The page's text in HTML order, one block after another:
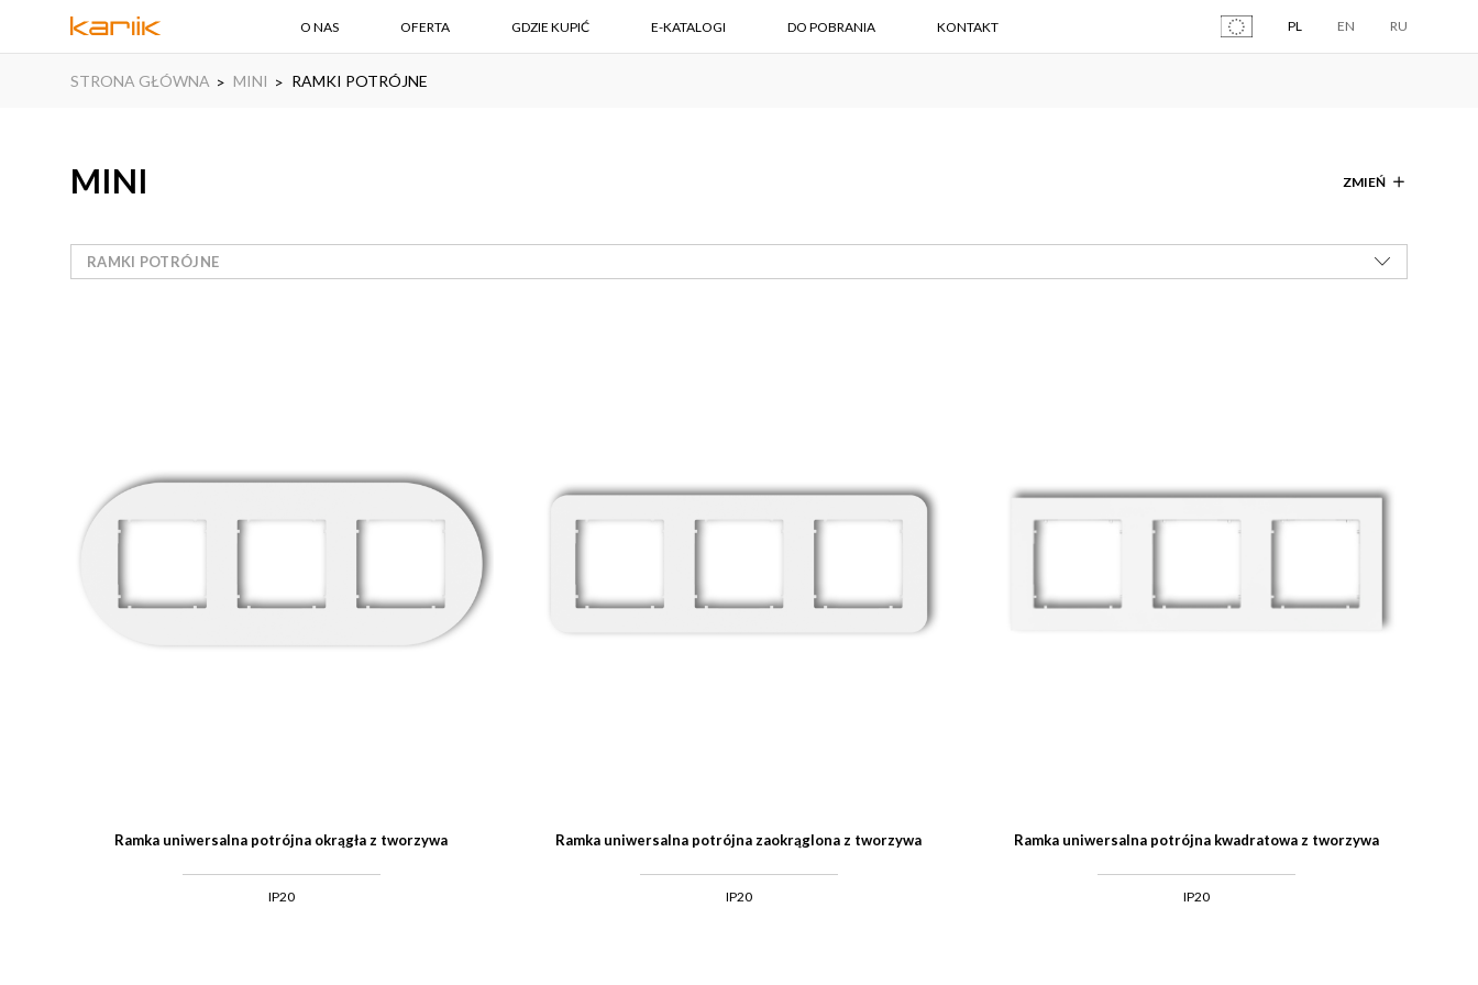
O NAS OFERTA GDZIE KUPIĆ E-KATALOGI DO POBRANIA KONTAKT PL EN RU
STRONA GŁÓWNA MINI RAMKI POTRÓJNE
MINI ZMIEŃ
RAMKI POTRÓJNE
Ramka uniwersalna potrójna okrągła z tworzywa
IP20
Ramka uniwersalna potrójna zaokrąglona z tworzywa
IP20
Ramka uniwersalna potrójna kwadratowa z tworzywa
IP20